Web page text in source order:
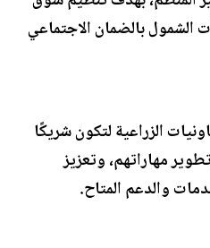
الشمول بالضمان الاجتماعي
الزراعية لتكون شريكًا
مهاراتهم، وتعزيز
والدعم المتاح.